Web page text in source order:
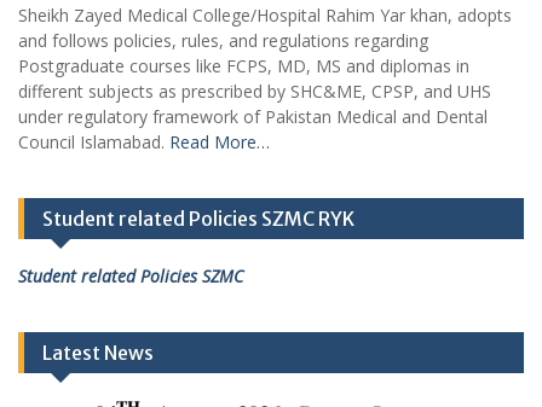
Sheikh Zayed Medical College/Hospital Rahim Yar khan, adopts
and follows policies, rules, and regulations regarding
Postgraduate courses like FCPS, MD, MS and diplomas in
different subjects as prescribed by SHC&ME, CPSP, and UHS
under regulatory framework of Pakistan Medical and Dental
Council Islamabad. Read More…
Student related Policies SZMC RYK
Student related Policies SZMC
Latest News
04 August 2026Career Opportunities at
Sheikh Zayed Medical College/Hospital, R.Y.
Khan